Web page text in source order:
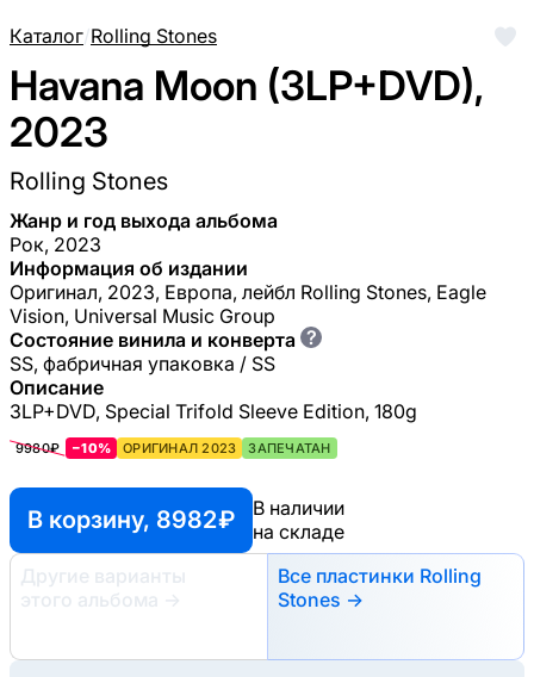
Каталог/Rolling Stones
Havana Moon (3LP+DVD),
2023
Rolling Stones
Жанр и год выхода альбома
Рок, 2023
Информация об издании
Оригинал, 2023, Европа, лейбл Rolling Stones, Eagle
Vision, Universal Music Group
Состояние винила и конверта ?
SS, фабричная упаковка / SS
Описание
3LP+DVD, Special Trifold Sleeve Edition, 180g
9980₽ −10% ОРИГИНАЛ 2023 ЗАПЕЧАТАН
В корзину, 8982 ₽
В наличии
на складе
Другие варианты
этого альбома
→
Все пластинки Rolling
Stones →